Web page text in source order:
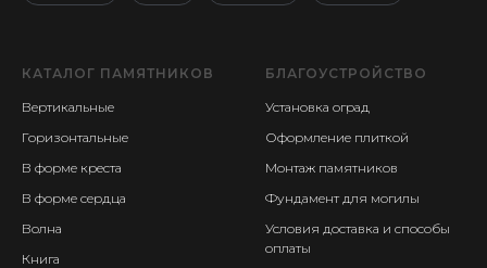
КАТАЛОГ ПАМЯТНИКОВ
Вертикальные
Горизонтальные
В форме креста
В форме сердца
Волна
Книга
БЛАГОУСТРОЙСТВО
Установка оград
Оформление плиткой
Монтаж памятников
Фундамент для могилы
Условия доставка и способы
оплаты